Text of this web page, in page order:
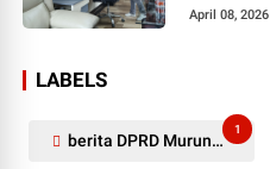
April 08, 2026
LABELS
berita DPRD Murung Raya
1